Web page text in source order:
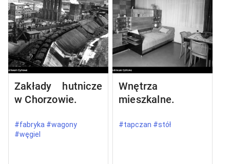
Zakłady hutnicze
w Chorzowie.
#fabryka #wagony
#węgiel
Wnętrza
mieszkalne.
#tapczan #stół